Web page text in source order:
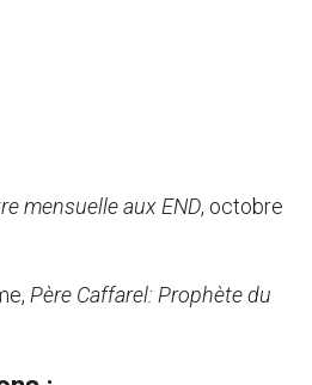
mensuelle aux END, octobre
Père Caffarel: Prophète du